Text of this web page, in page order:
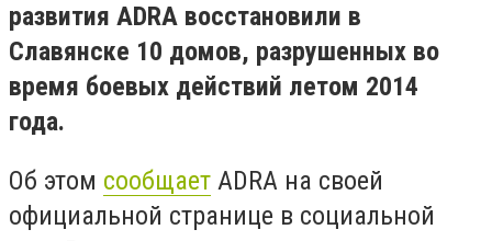
развития ADRA восстановили в
Славянске 10 домов, разрушенных во
время боевых действий летом 2014
года.
Об этом сообщает ADRA на своей
официальной странице в социальной